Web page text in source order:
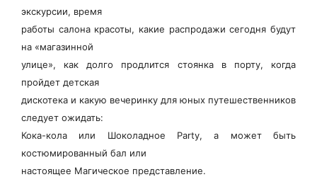
экскурсии, время
работы салона красоты, какие распродажи сегодня будут
на «магазинной
улице», как долго продлится стоянка в порту, когда
пройдет детская
дискотека и какую вечеринку для юных путешественников
следует ожидать:
Кока-кола или Шоколадное Party, а может быть
костюмированный бал или
настоящее Магическое представление.